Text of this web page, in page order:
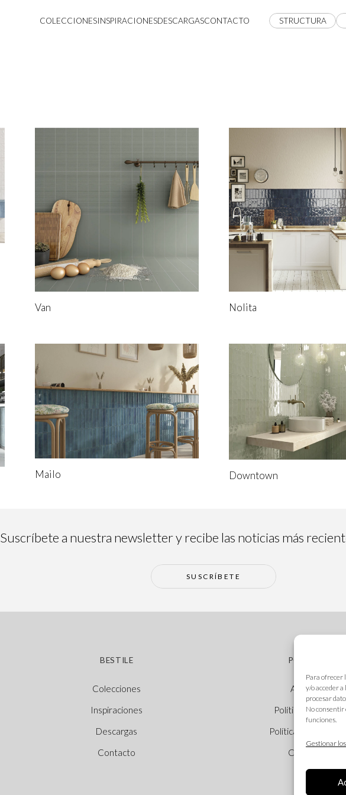
Para ofrecer
y/o acceder
procesar
No
funciones.
Gestionar
COLECCIONESINSPIRACIONESDESCARGASCONTACTO STRUCTURA
Van Nolita
Mailo Downtown
Suscríbete a nuestra newsletter y recibe las noticias más
SUSCRÍBETE
BESTILE
Colecciones
Inspiraciones
Descargas
Contacto
POLÍTICAS
Aviso legal
Política de
Política de
Canal Ético